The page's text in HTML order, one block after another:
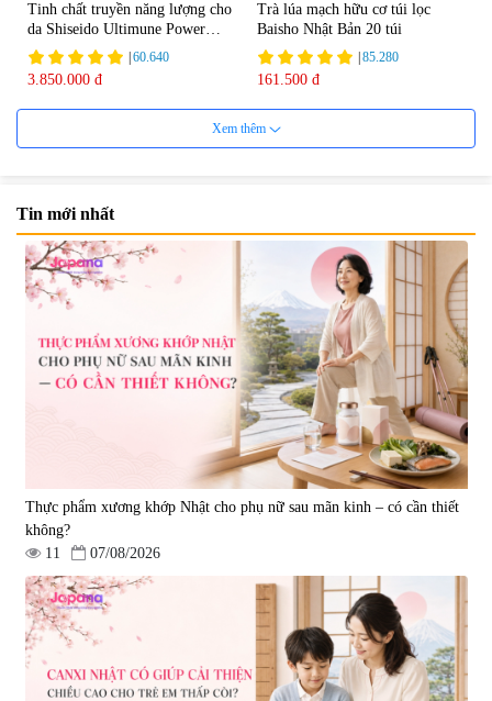
Tinh chất truyền năng lượng cho
da Shiseido Ultimune Power
75ml
60.640
3.850.000 đ
Trà lúa mạch hữu cơ túi lọc
Baisho Nhật Bản 20 túi
85.280
161.500 đ
Viên uống bổ não Ribeto Shoji
57.920
1.450.000 đ
Viên nang uống cải thiện thị lực,
trí nhớ DHA + EPA + Flaxseed
Oil 30 viên/gói - Date 02/2027
|52.346
225.000 đ
Tẩy tế bào chết Nichiei Bussan
Nano NMN+ Peeling Gel
Luxury 200g
1.490.000 đ
Viên uống hỗ trợ bền thành
mạch, ngừa tai biến Elastin Plus
& Nattokinase Hokoen 80 viên
|0
980.000 đ
Xem thêm
Tin mới nhất
Thực phẩm xương khớp Nhật cho phụ nữ sau mãn kinh – có cần thiết
không?
11
07/08/2026